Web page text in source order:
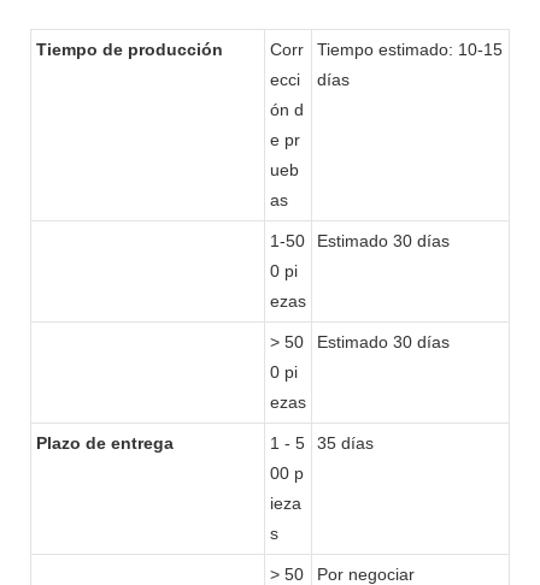
Tiempo de producción
Corr
ecci
ón d
e pr
ueb
as
Tiempo estimado: 10-15
días
1-50
0 pi
ezas
Estimado 30 días
> 50
0 pi
ezas
Estimado 30 días
Plazo de entrega
1 - 5
00 p
ieza
s
35 días
> 50 Por negociar